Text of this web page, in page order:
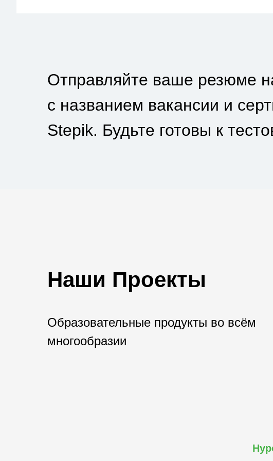
Отправляйте ваше резюме
с названием вакансии и
Stepik. Будьте готовы к
Наши Проекты
Образовательные продукты во всём
многообразии